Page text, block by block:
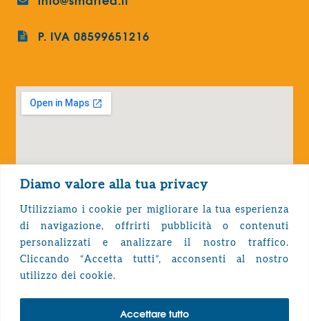
Diamo valore alla tua privacy
Utilizziamo i cookie per migliorare la tua esperienza
di navigazione, offrirti pubblicità o contenuti
personalizzati e analizzare il nostro traffico.
Cliccando “Accetta tutti”, acconsenti al nostro
utilizzo dei cookie.
Accettare tutto
P. IVA 08599651216
Privacy Policy